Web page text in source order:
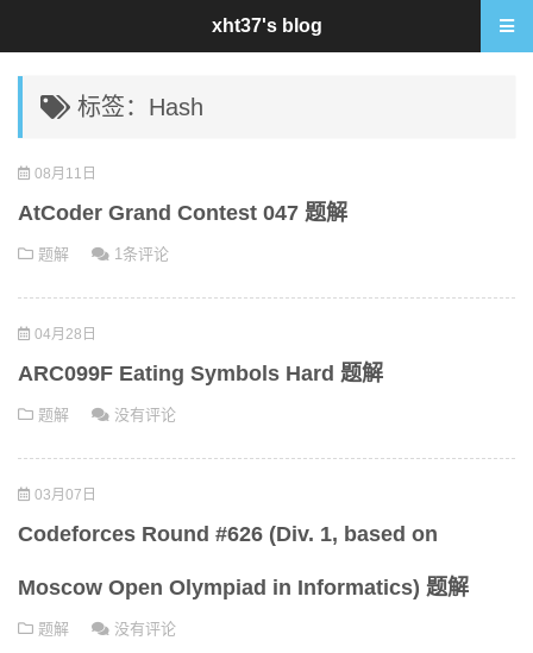
标签：Hash
08月11日
AtCoder Grand Contest 047 题解
题解 1条评论
04月28日
ARC099F Eating Symbols Hard 题解
题解 没有评论
03月07日
Codeforces Round #626 (Div. 1, based on
Moscow Open Olympiad in Informatics) 题解
题解 没有评论
xht37's blog